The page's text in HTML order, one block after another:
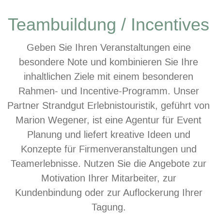
Teambuildung / Incentives
Geben Sie Ihren Veranstaltungen eine
besondere Note und kombinieren Sie Ihre
inhaltlichen Ziele mit einem besonderen
Rahmen- und Incentive-Programm. Unser
Partner Strandgut Erlebnistouristik, geführt von
Marion Wegener, ist eine Agentur für Event
Planung und liefert kreative Ideen und
Konzepte für Firmenveranstaltungen und
Teamerlebnisse. Nutzen Sie die Angebote zur
Motivation Ihrer Mitarbeiter, zur
Kundenbindung oder zur Auflockerung Ihrer
Tagung.